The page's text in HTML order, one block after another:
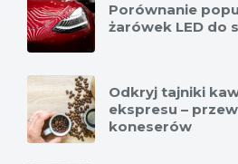
Porównanie
żarówek LED do
Odkryj tajniki
ekspresu –
koneserów